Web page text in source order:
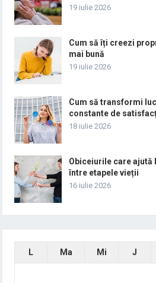
19 iulie 2026
Cum să îți creezi
mai bună
19 iulie 2026
Cum să transformi
constante de
18 iulie 2026
Obiceiurile care ajută
între etapele vieții
16 iulie 2026
L Ma Mi J